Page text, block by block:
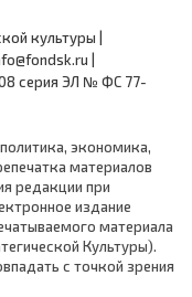
культуры |
|
серия ЭЛ № ФС 77-
экономика,
материалов
редакции при
издание
материала
Культуры).
с точкой зрения